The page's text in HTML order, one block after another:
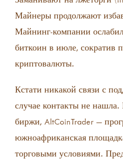
Майнеры продолжают
Майнинг-компании
биткоин в июле, сократив
криптовалюты.
Кстати никакой связи с
случае контакты не нашла.
биржи, AltCoinTrader —
южноафриканская
торговыми условиями.